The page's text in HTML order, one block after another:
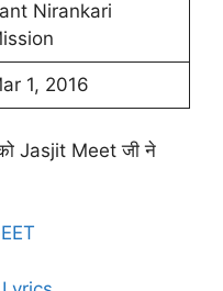
Nirankari
1, 2016
Jasjit Meet जी ने